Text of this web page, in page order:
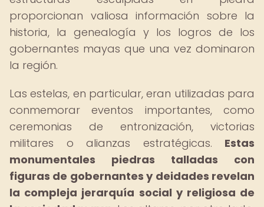
proporcionan valiosa información sobre la
historia, la genealogía y los logros de los
gobernantes mayas que una vez dominaron
la región.
Las estelas, en particular, eran utilizadas para
conmemorar eventos importantes, como
ceremonias de entronización, victorias
militares o alianzas estratégicas. Estas
monumentales piedras talladas con
figuras de gobernantes y deidades revelan
la compleja jerarquía social y religiosa de